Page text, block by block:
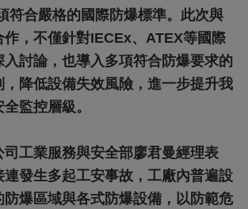
符合嚴格的國際防爆標準。此次與
作，不僅針對IECEx、ATEX等國際
入討論，也導入多項符合防爆要求的
降低設備失效風險，進一步提升我
監控層級。
工業服務與安全部廖君曼經理表
發生多起工安事故，工廠內普遍設
爆區域與各式防爆設備，以防範危